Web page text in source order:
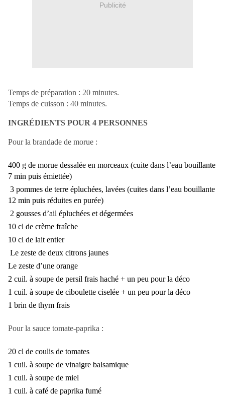
Publicité
Temps de préparation : 20 minutes.
Temps de cuisson : 40 minutes.
INGRÉDIENTS POUR 4 PERSONNES
Pour la brandade de morue :
400 g de morue dessalée en morceaux (cuite dans l’eau bouillante
7 min puis émiettée)
3 pommes de terre épluchées, lavées (cuites dans l’eau bouillante
12 min puis réduites en purée)
2 gousses d’ail épluchées et dégermées
10 cl de crème fraîche
10 cl de lait entier
Le zeste de deux citrons jaunes
Le zeste d’une orange
2 cuil. à soupe de persil frais haché + un peu pour la déco
1 cuil. à soupe de ciboulette ciselée + un peu pour la déco
1 brin de thym frais
Pour la sauce tomate-paprika :
20 cl de coulis de tomates
1 cuil. à soupe de vinaigre balsamique
1 cuil. à soupe de miel
1 cuil. à café de paprika fumé